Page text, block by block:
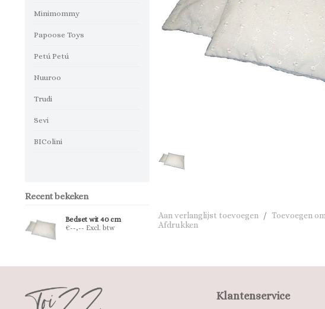
Minimommy
Papoose Toys
Petú Petú
Nuuroo
Trudi
Sevi
BIColini
Recent bekeken
Bedset wit 40 cm
€--,-- Excl. btw
Aan verlanglijst toevoegen / Toevoegen
Afdrukken
Klantenservice